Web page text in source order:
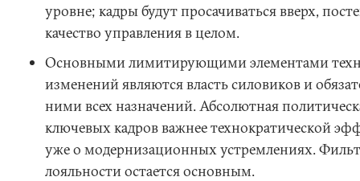
уровне; кадры будут просачиваться вверх,
качество управления в целом.
Основными лимитирующими элементами
изменений являются власть силовиков и
ними всех назначений. Абсолютная
ключевых кадров важнее технократической
уже о модернизационных устремлениях.
лояльности остается основным.